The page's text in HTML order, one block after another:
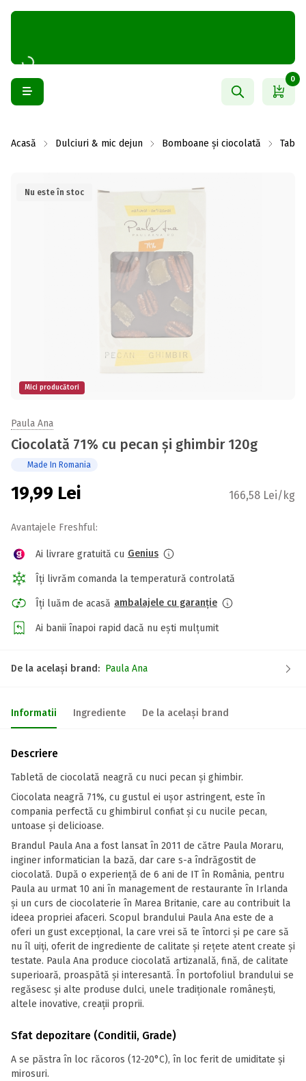
0
Acasă Dulciuri & mic dejun Bomboane și ciocolată
Nu este în stoc
Mici producători
Paula Ana
Ciocolată 71% cu pecan și ghimbir 120g
Made In Romania
19,99 Lei 166,58 Lei/kg
Avantajele Freshful:
Ai livrare gratuită cu Genius
Îți livrăm comanda la temperatură controlată
Îți luăm de acasă ambalajele cu garanție
Ai banii înapoi rapid dacă nu ești mulțumit
De la același brand: Paula Ana
Informatii Ingrediente De la același brand
Descriere
Tabletă de ciocolată neagră cu nuci pecan și ghimbir.
Ciocolata neagră 71%, cu gustul ei ușor astringent, este în
compania perfectă cu ghimbirul confiat și cu nucile pecan,
untoase și delicioase.
Brandul Paula Ana a fost lansat în 2011 de către Paula Moraru,
inginer informatician la bază, dar care s-a îndrăgostit de
ciocolată. După o experiență de 6 ani de IT în România, pentru
Paula au urmat 10 ani în management de restaurante în Irlanda
și un curs de ciocolaterie în Marea Britanie, care au contribuit la
ideea propriei afaceri. Scopul brandului Paula Ana este de a
oferi un gust excepțional, la care vrei să te întorci și pe care să
nu îl uiți, oferit de ingrediente de calitate și rețete atent create și
testate. Paula Ana produce ciocolată artizanală, fină, de calitate
superioară, proaspătă și interesantă. În portofoliul brandului se
regăsesc și alte produse dulci, unele tradiționale românești,
altele inovative, creații proprii.
Sfat depozitare (Conditii, Grade)
A se păstra în loc răcoros (12-20°C), în loc ferit de umiditate și
mirosuri.